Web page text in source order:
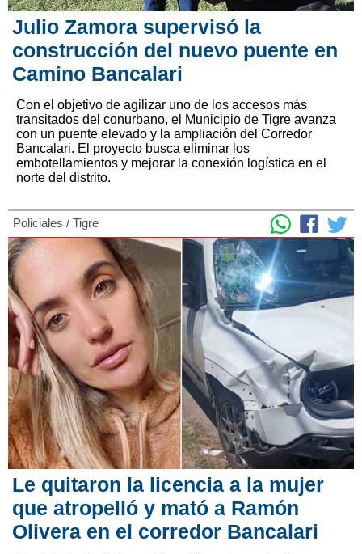
Julio Zamora supervisó la
construcción del nuevo puente en
Camino Bancalari
Con el objetivo de agilizar uno de los accesos más
transitados del conurbano, el Municipio de Tigre avanza
con un puente elevado y la ampliación del Corredor
Bancalari. El proyecto busca eliminar los
embotellamientos y mejorar la conexión logística en el
norte del distrito.
Policiales / Tigre
Le quitaron la licencia a la mujer
que atropelló y mató a Ramón
Olivera en el corredor Bancalari